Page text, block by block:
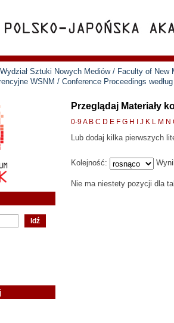
Wydział Sztuki Nowych Mediów / Faculty of New
WSNM / Conference Proceedings
Przeglądaj Materiały
0-9A B C D E F G H J K L M N
Lub dodaj kilka pierwszych
Kolejność:
Nie ma niestety pozycji dla